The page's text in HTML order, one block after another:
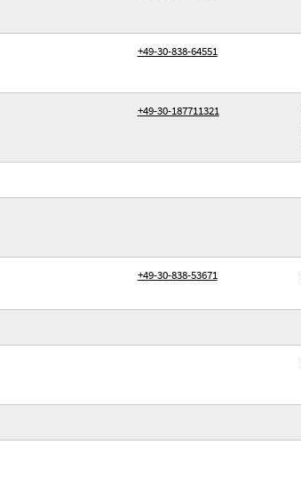
+49-30-838-64551
+49-30-187711321
+49-30-838-53671